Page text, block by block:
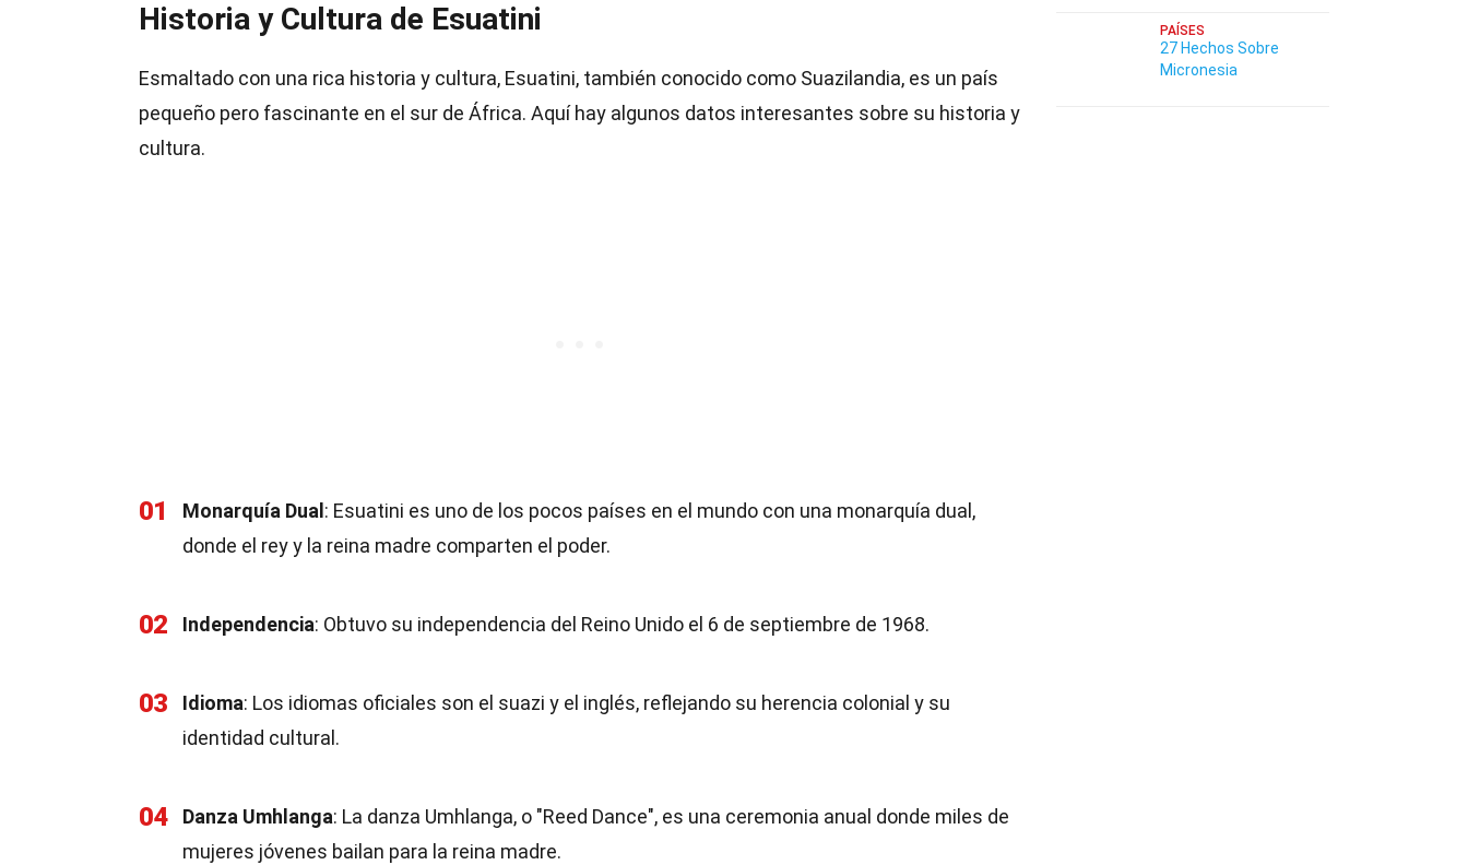
Historia y Cultura de Esuatini
Esmaltado con una rica historia y cultura, Esuatini, también conocido como Suazilandia, es un país
pequeño pero fascinante en el sur de África. Aquí hay algunos datos interesantes sobre su historia y
cultura.
01 Monarquía Dual : Esuatini es uno de los pocos países en el mundo con una monarquía dual,
donde el rey y la reina madre comparten el poder.
02 Independencia: Obtuvo su independencia del Reino Unido el 6 de septiembre de 1968.
03 Idioma: Los idiomas oficiales son el suazi y el inglés, reflejando su herencia colonial y su
identidad cultural.
04 Danza Umhlanga: La danza Umhlanga, o "Reed Dance", es una ceremonia anual donde miles de
mujeres jóvenes bailan para la reina madre.
PAÍSES
27 Hechos Sobre
Micronesia